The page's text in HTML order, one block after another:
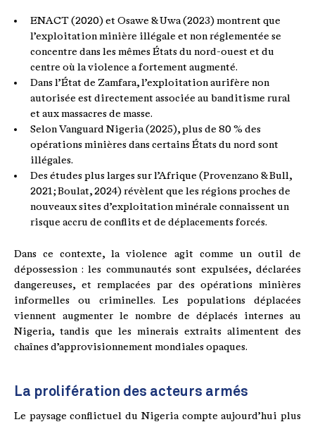
ENACT (2020) et Osawe & Uwa (2023) montrent que
l’exploitation minière illégale et non réglementée se
concentre dans les mêmes États du nord-ouest et du
centre où la violence a fortement augmenté.
Dans l’État de Zamfara, l’exploitation aurifère non
autorisée est directement associée au banditisme rural
et aux massacres de masse.
Selon Vanguard Nigeria (2025), plus de 80 % des
opérations minières dans certains États du nord sont
illégales.
Des études plus larges sur l’Afrique (Provenzano & Bull,
2021 ; Boulat, 2024) révèlent que les régions proches de
nouveaux sites d’exploitation minérale connaissent un
risque accru de conflits et de déplacements forcés.
Dans ce contexte, la violence agit comme un outil de
dépossession : les communautés sont expulsées, déclarées
dangereuses, et remplacées par des opérations minières
informelles ou criminelles. Les populations déplacées
viennent augmenter le nombre de déplacés internes au
Nigeria, tandis que les minerais extraits alimentent des
chaînes d’approvisionnement mondiales opaques.
La prolifération des acteurs armés
Le paysage conflictuel du Nigeria compte aujourd’hui plus